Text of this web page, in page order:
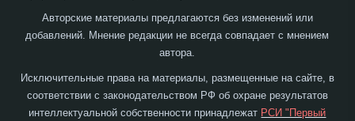
Авторские материалы предлагаются без изменений или
добавлений. Мнение редакции не всегда совпадает с мнением
автора.
Исключительные права на материалы, размещенные на сайте, в
соответствии с законодательством РФ об охране результатов
интеллектуальной собственности принадлежат РСИ "Первый